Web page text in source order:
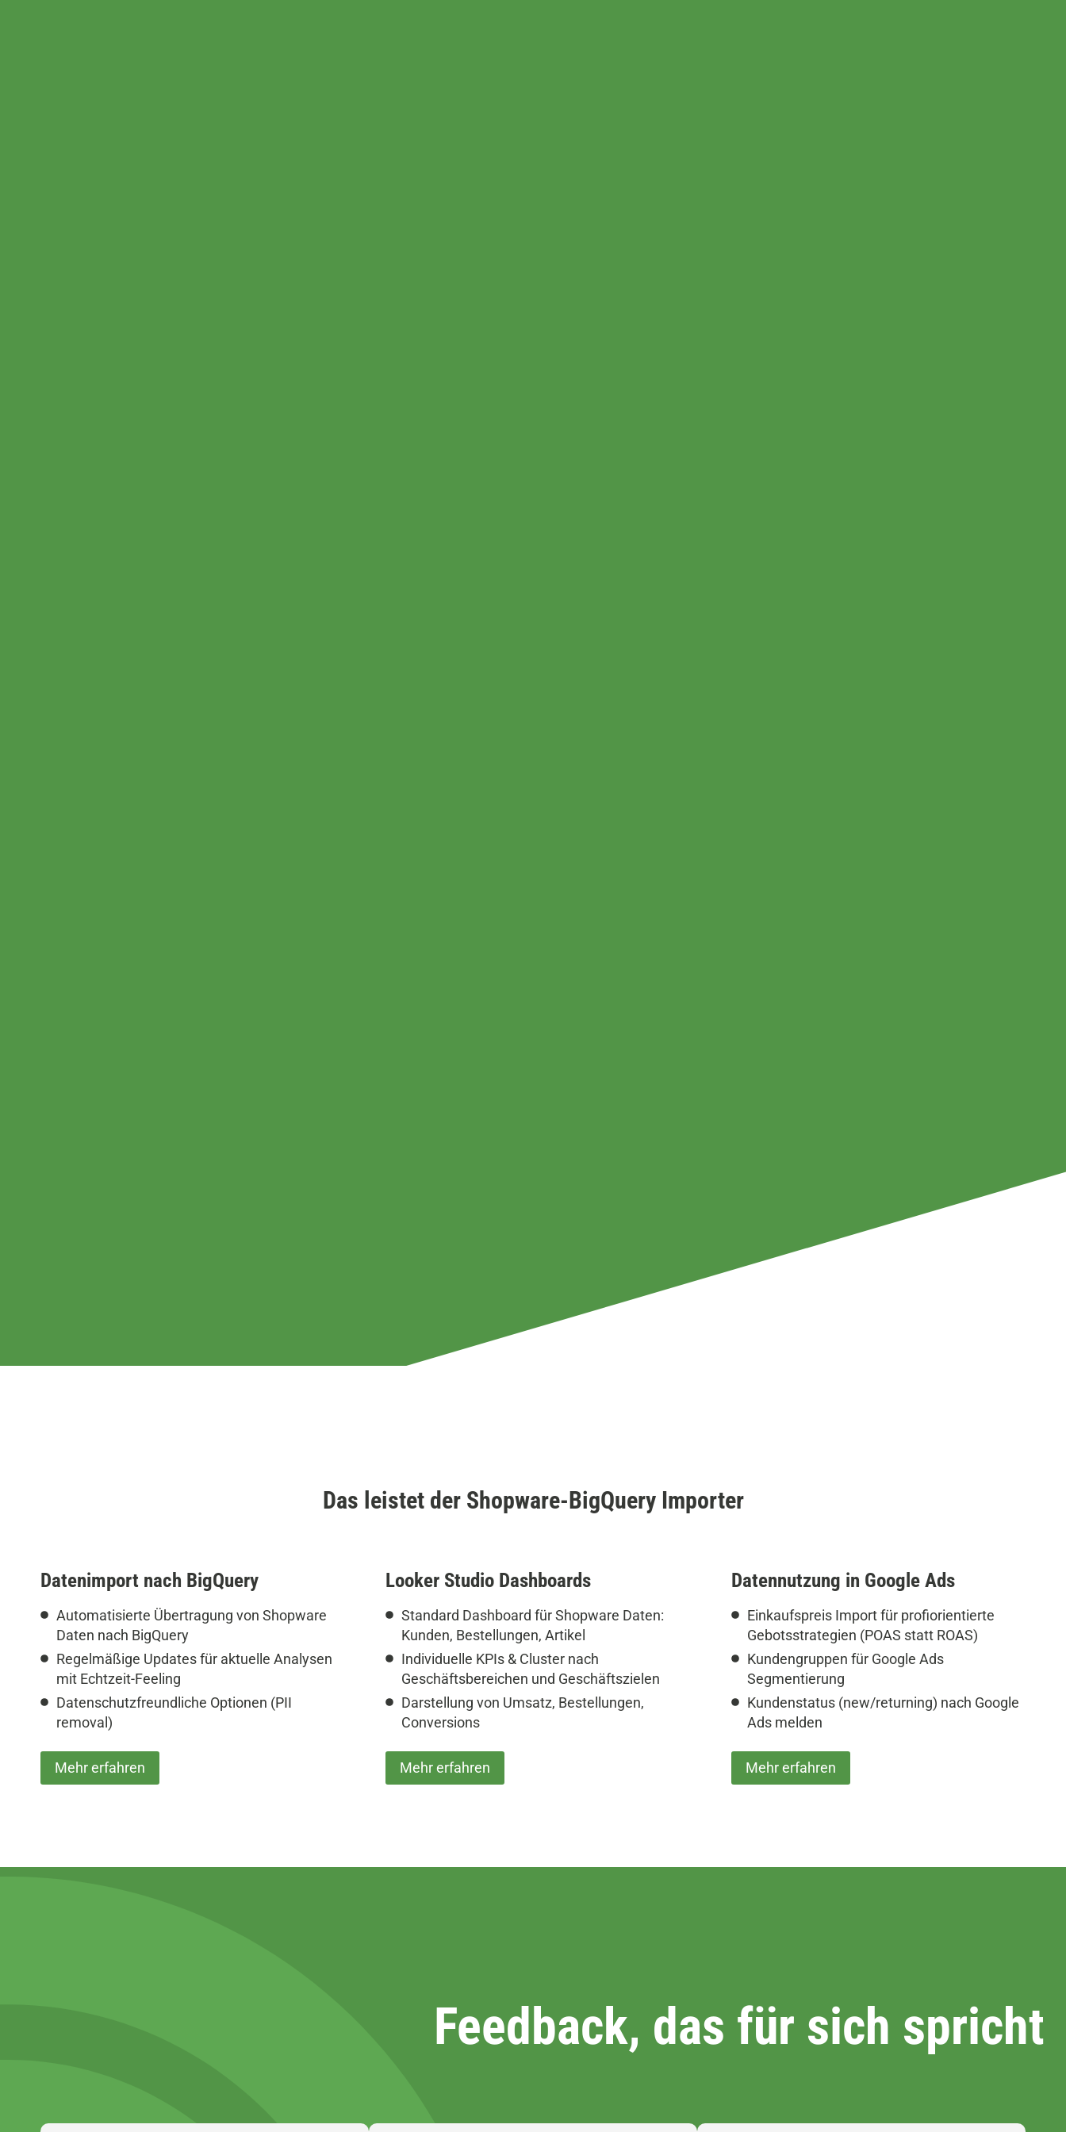
Das leistet der Shopware-BigQuery Importer
Datenimport nach BigQuery
Automatisierte Übertragung von Shopware
Daten nach BigQuery
Regelmäßige Updates für aktuelle Analysen
mit Echtzeit-Feeling
Datenschutzfreundliche Optionen (PII
removal)
Mehr erfahren
Looker Studio Dashboards
Standard Dashboard für Shopware Daten:
Kunden, Bestellungen, Artikel
Individuelle KPIs & Cluster nach
Geschäftsbereichen und Geschäftszielen
Darstellung von Umsatz, Bestellungen,
Conversions
Mehr erfahren
Datennutzung in Google Ads
Einkaufspreis Import für profiorientierte
Gebotsstrategien (POAS statt ROAS)
Kundengruppen für Google Ads
Segmentierung
Kundenstatus (new/returning) nach Google
Ads melden
Mehr erfahren
Feedback, das für sich spricht